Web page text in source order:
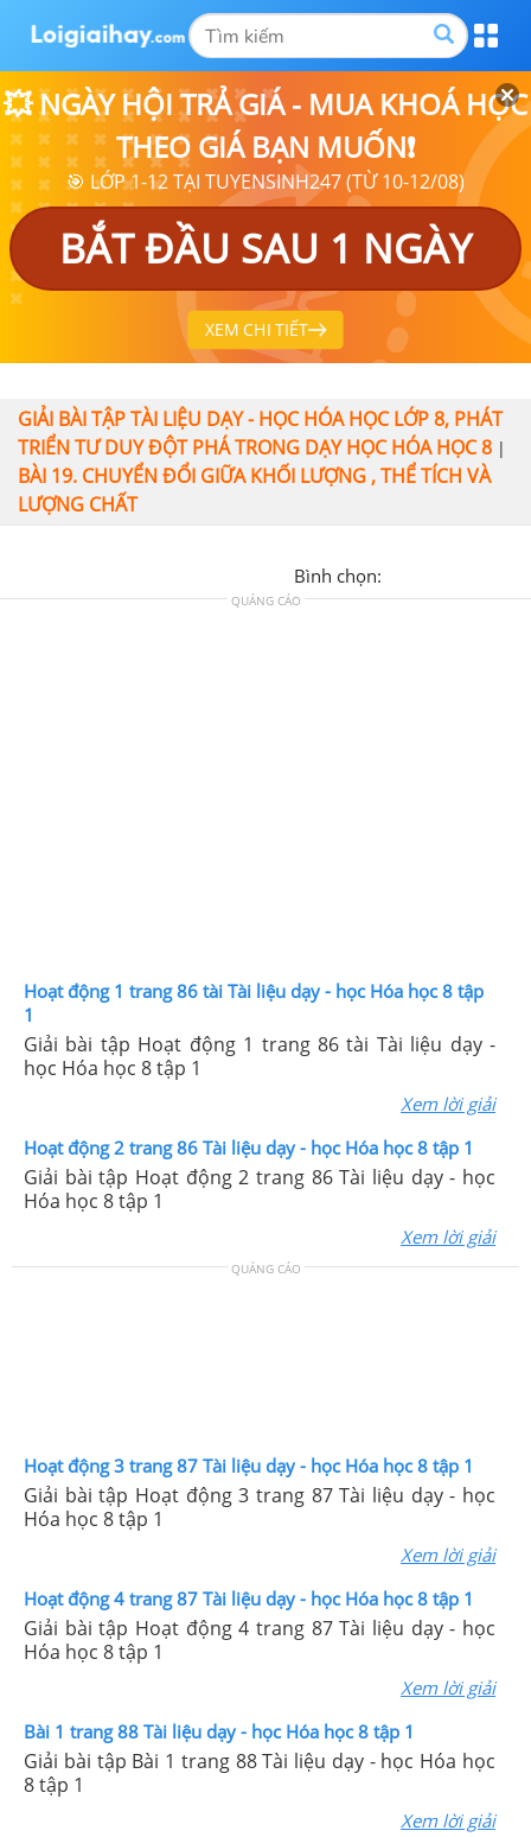
💥 NGÀY HỘI TRẢ GIÁ - MUA KHOÁ HỌC
THEO GIÁ BẠN MUỐN❗
🎯 LỚP 1-12 TẠI TUYENSINH247 (TỪ 10-12/08)
BẮT ĐẦU SAU 1 NGÀY
XEM CHI TIẾT
GIẢI BÀI TẬP TÀI LIỆU DẠY - HỌC HÓA HỌC LỚP 8, PHÁT
TRIỂN TƯ DUY ĐỘT PHÁ TRONG DẠY HỌC HÓA HỌC 8 |
BÀI 19. CHUYỂN ĐỔI GIỮA KHỐI LƯỢNG , THỂ TÍCH VÀ
LƯỢNG CHẤT
Bình chọn:
QUẢNG CÁO
Hoạt động 1 trang 86 tài Tài liệu dạy - học Hóa học 8 tập
1
Giải bài tập Hoạt động 1 trang 86 tài Tài liệu dạy -
học Hóa học 8 tập 1
Xem lời giải
Hoạt động 2 trang 86 Tài liệu dạy - học Hóa học 8 tập 1
Giải bài tập Hoạt động 2 trang 86 Tài liệu dạy - học
Hóa học 8 tập 1
Xem lời giải
QUẢNG CÁO
Hoạt động 3 trang 87 Tài liệu dạy - học Hóa học 8 tập 1
Giải bài tập Hoạt động 3 trang 87 Tài liệu dạy - học
Hóa học 8 tập 1
Xem lời giải
Hoạt động 4 trang 87 Tài liệu dạy - học Hóa học 8 tập 1
Giải bài tập Hoạt động 4 trang 87 Tài liệu dạy - học
Hóa học 8 tập 1
Xem lời giải
Bài 1 trang 88 Tài liệu dạy - học Hóa học 8 tập 1
Giải bài tập Bài 1 trang 88 Tài liệu dạy - học Hóa học
8 tập 1
Xem lời giải